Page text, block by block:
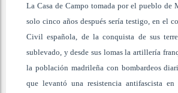
La Casa de Campo tomada por el pueblo de
solo cinco años después sería testigo, en el
Civil española, de la conquista de sus
sublevado, y desde sus lomas la artillería
la población madrileña con bombardeos
que levantó una resistencia antifascista